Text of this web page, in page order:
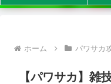
ホーム パワサカ
【パワサカ】雑